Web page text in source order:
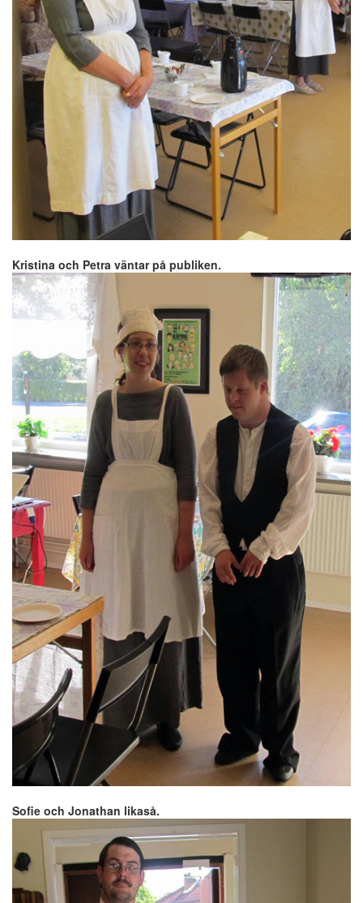
Kristina och Petra väntar på publiken.
Sofie och Jonathan likaså.